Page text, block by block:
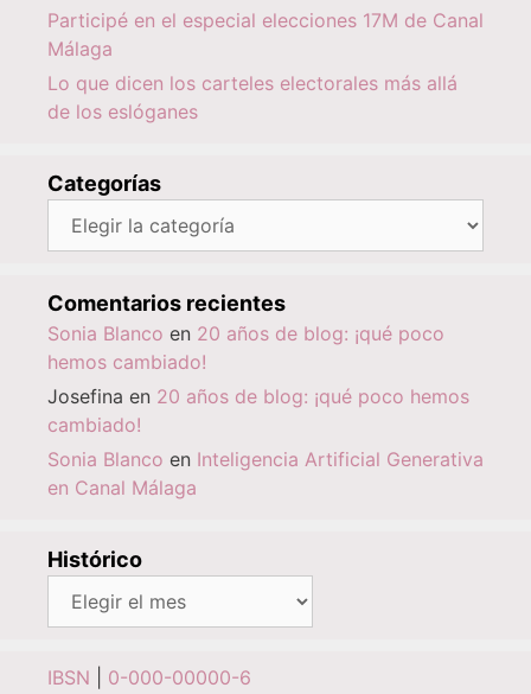
Participé en el especial elecciones 17M de Canal
Málaga
Lo que dicen los carteles electorales más allá
de los eslóganes
Categorías
Categorías
Comentarios recientes
Sonia Blanco en 20 años de blog: ¡qué poco
hemos cambiado!
Josefina en 20 años de blog: ¡qué poco hemos
cambiado!
Sonia Blanco en Inteligencia Artificial Generativa
en Canal Málaga
Histórico
Histórico
IBSN 0-000-00000-6